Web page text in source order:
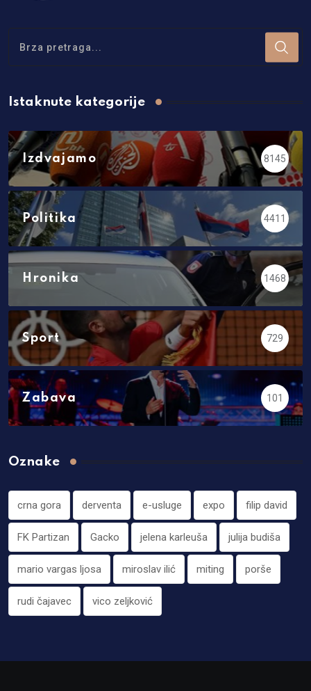
Istaknute kategorije
Izdvajamo 8145
Politika 4411
Hronika 1468
Sport 729
Zabava 101
Oznake
crna gora derventa e-usluge expo filip david
FK Partizan Gacko jelena karleuša julija budiša
mario vargas ljosa miroslav ilić miting porše
rudi čajavec vico zeljković